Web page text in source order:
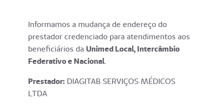
Informamos a mudança de endereço do
prestador credenciado para atendimentos aos
beneficiários da Unimed Local, Intercâmbio
Federativo e Nacional.
Prestador: DIAGITAB SERVIÇOS MÉDICOS
LTDA